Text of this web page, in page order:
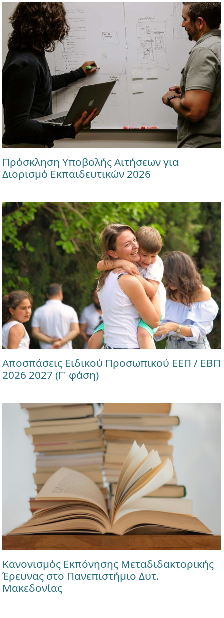
Πρόσκληση Υποβολής Αιτήσεων για
Διορισμό Εκπαιδευτικών 2026
Αποσπάσεις Ειδικού Προσωπικού ΕΕΠ / ΕΒΠ
2026 2027 (Γ' φάση)
Κανονισμός Εκπόνησης Μεταδιδακτορικής
Έρευνας στο Πανεπιστήμιο Δυτ.
Μακεδονίας